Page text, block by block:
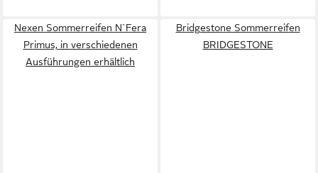
Nexen Sommerreifen N`Fera
Primus, in verschiedenen
Ausführungen erhältlich
Bridgestone Sommerreifen
BRIDGESTONE